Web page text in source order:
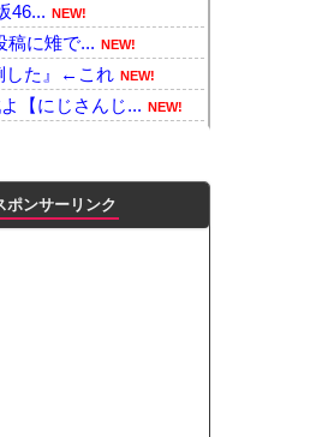
46... NEW!
稿に雉で... NEW!
した』←これ NEW!
【にじさんじ... NEW!
は30万…歴... NEW!
だった模様…自... NEW!
あり】
すぎる 千葉...
ポンサーリンク